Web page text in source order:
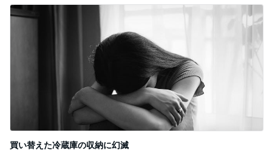
買い替えた冷蔵庫の収納に幻滅